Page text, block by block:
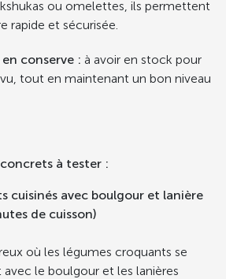
ou omelettes, ils permettent
rapide et sécurisée.
en conserve : à avoir en stock pour
tout en maintenant un bon niveau
à tester :
cuisinés avec boulgour et lanière
de cuisson)
où les légumes croquants se
le boulgour et les lanières